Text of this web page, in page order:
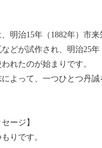
明治15年（1882年）市
どが試作され、明治25
れたのが始まりです。
よって、一つひとつ丹
ージ】
りです。